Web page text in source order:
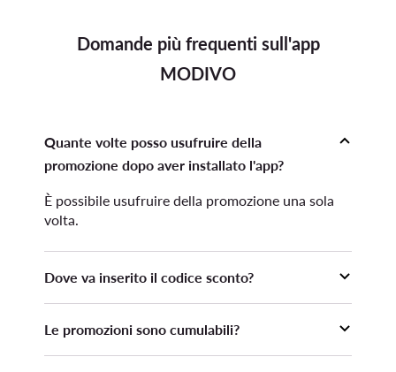
Domande più frequenti sull'app
MODIVO
Quante volte posso usufruire della
promozione dopo aver installato l'app?
È possibile usufruire della promozione una sola
volta.
Dove va inserito il codice sconto?
inoltrare l'ordine nella sezione Carrello,
Le promozioni sono cumulabili?